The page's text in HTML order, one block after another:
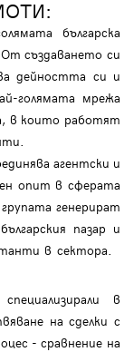
българска
създаването си
дейността си и
голямата мрежа
в които работят
агентски и
опит в сферата
генерират
пазар и
в сектора.
в
на сделки с
- сравнение на